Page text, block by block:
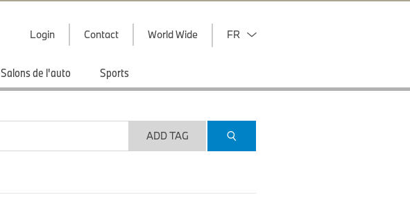
Login Contact World Wide FR
Salons de l'auto Sports
ADD TAG